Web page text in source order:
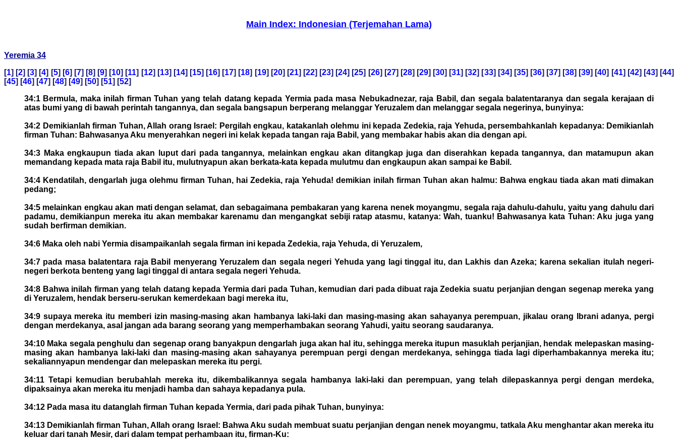
Main Index: Indonesian (Terjemahan Lama)
Yeremia 34
[1] [2] [3] [4] [5] [6] [7] [8] [9] [10] [11] [12] [13] [14] [15] [16] [17] [18] [19] [20] [21] [22] [23] [24] [25] [26] [27] [28] [29] [30] [31] [32] [33] [34] [35] [36] [37] [38] [39] [40] [41] [42] [43] [44]
[45] [46] [47] [48] [49] [50] [51] [52]
34:1 Bermula, maka inilah firman Tuhan yang telah datang kepada Yermia pada masa Nebukadnezar, raja Babil, dan segala balatentaranya dan segala kerajaan di
atas bumi yang di bawah perintah tangannya, dan segala bangsapun berperang melanggar Yeruzalem dan melanggar segala negerinya, bunyinya:
34:2 Demikianlah firman Tuhan, Allah orang Israel: Pergilah engkau, katakanlah olehmu ini kepada Zedekia, raja Yehuda, persembahkanlah kepadanya: Demikianlah
firman Tuhan: Bahwasanya Aku menyerahkan negeri ini kelak kepada tangan raja Babil, yang membakar habis akan dia dengan api.
34:3 Maka engkaupun tiada akan luput dari pada tangannya, melainkan engkau akan ditangkap juga dan diserahkan kepada tangannya, dan matamupun akan
memandang kepada mata raja Babil itu, mulutnyapun akan berkata-kata kepada mulutmu dan engkaupun akan sampai ke Babil.
34:4 Kendatilah, dengarlah juga olehmu firman Tuhan, hai Zedekia, raja Yehuda! demikian inilah firman Tuhan akan halmu: Bahwa engkau tiada akan mati dimakan
pedang;
34:5 melainkan engkau akan mati dengan selamat, dan sebagaimana pembakaran yang karena nenek moyangmu, segala raja dahulu-dahulu, yaitu yang dahulu dari
padamu, demikianpun mereka itu akan membakar karenamu dan mengangkat sebiji ratap atasmu, katanya: Wah, tuanku! Bahwasanya kata Tuhan: Aku juga yang
sudah berfirman demikian.
34:6 Maka oleh nabi Yermia disampaikanlah segala firman ini kepada Zedekia, raja Yehuda, di Yeruzalem,
34:7 pada masa balatentara raja Babil menyerang Yeruzalem dan segala negeri Yehuda yang lagi tinggal itu, dan Lakhis dan Azeka; karena sekalian itulah negeri-
negeri berkota benteng yang lagi tinggal di antara segala negeri Yehuda.
34:8 Bahwa inilah firman yang telah datang kepada Yermia dari pada Tuhan, kemudian dari pada dibuat raja Zedekia suatu perjanjian dengan segenap mereka yang
di Yeruzalem, hendak berseru-serukan kemerdekaan bagi mereka itu,
34:9 supaya mereka itu memberi izin masing-masing akan hambanya laki-laki dan masing-masing akan sahayanya perempuan, jikalau orang Ibrani adanya, pergi
dengan merdekanya, asal jangan ada barang seorang yang memperhambakan seorang Yahudi, yaitu seorang saudaranya.
34:10 Maka segala penghulu dan segenap orang banyakpun dengarlah juga akan hal itu, sehingga mereka itupun masuklah perjanjian, hendak melepaskan masing-
masing akan hambanya laki-laki dan masing-masing akan sahayanya perempuan pergi dengan merdekanya, sehingga tiada lagi diperhambakannya mereka itu;
sekaliannyapun mendengar dan melepaskan mereka itu pergi.
34:11 Tetapi kemudian berubahlah mereka itu, dikembalikannya segala hambanya laki-laki dan perempuan, yang telah dilepaskannya pergi dengan merdeka,
dipaksainya akan mereka itu menjadi hamba dan sahaya kepadanya pula.
34:12 Pada masa itu datanglah firman Tuhan kepada Yermia, dari pada pihak Tuhan, bunyinya:
34:13 Demikianlah firman Tuhan, Allah orang Israel: Bahwa Aku sudah membuat suatu perjanjian dengan nenek moyangmu, tatkala Aku menghantar akan mereka itu
keluar dari tanah Mesir, dari dalam tempat perhambaan itu, firman-Ku: